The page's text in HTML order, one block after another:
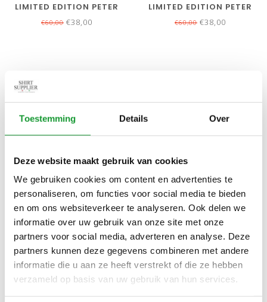
Toestemming Details Over
Deze website maakt gebruik van cookies
We gebruiken cookies om content en advertenties te
personaliseren, om functies voor social media te bieden
en om ons websiteverkeer te analyseren. Ook delen we
informatie over uw gebruik van onze site met onze
partners voor social media, adverteren en analyse. Deze
partners kunnen deze gegevens combineren met andere
informatie die u aan ze heeft verstrekt of die ze hebben
verzameld op basis van uw gebruik van hun services.
LIMITED EDITION PETER
25CN150 1742 POLO
€60,00 €38,00
LIMITED EDITION PETER
25CN150 1107 POLO
€60,00 €38,00
Bekijk alle maten
NEW ZEALAND AUCKLAND
LIMITED EDITION PETER
25CN150 1675 POLO
PASTEL BLUE
€60,00€38,00
Bekijk alle maten
NEW ZEALAND AUCKLAND
LIMITED EDITION PETER
25CN150 1114 POLO
DESSERT SAND
€60,00 €38,00